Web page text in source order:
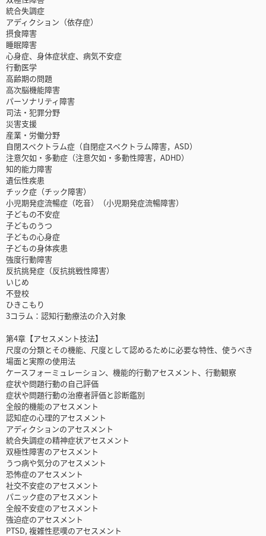
統合失調症
アディクション（依存症）
摂食障害
睡眠障害
心身症、身体症状症、病気不安症
行動医学
高齢期の問題
高次脳機能障害
パーソナリティ障害
司法・犯罪分野
災害支援
産業・労働分野
自閉スペクトラム症（自閉症スペクトラム障害，ASD）
注意欠如・多動症（注意欠如・多動性障害，ADHD）
知的能力障害
遺伝性疾患
チック症（チック障害）
小児期発症流暢症（吃音）（小児期発症流暢障害）
子どもの不安症
子どものうつ
子どもの心身症
子どもの身体疾患
強度行動障害
反抗挑発症（反抗挑戦性障害）
いじめ
不登校
ひきこもり
3コラム：認知行動療法の介入対象
第4章【アセスメント技法】
尺度の分類とその機能、尺度として認めるために必要な特性、使うべき
場面と実際の使用法
ケースフォーミュレーション、機能的行動アセスメント、行動観察
症状や問題行動の自己評価
症状や問題行動の治療者評価と診断鑑別
全般的機能のアセスメント
認知症の心理的アセスメント
アディクションのアセスメント
統合失調症の精神症状アセスメント
双極性障害のアセスメント
うつ病や気分のアセスメント
恐怖症のアセスメント
社交不安症のアセスメント
パニック症のアセスメント
全般不安症のアセスメント
強迫症のアセスメント
PTSD, 複雑性悲嘆のアセスメント